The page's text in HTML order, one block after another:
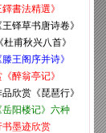
書法精選》
铎草书唐诗卷》
甫秋兴八首》
王阁序并诗》
醉翁亭记》
欣赏《琵琶行》
阳楼记》六种
墨迹欣赏